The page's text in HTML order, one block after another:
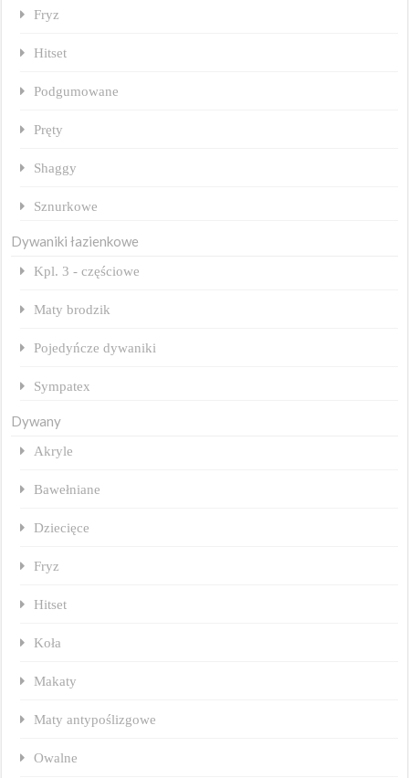
Fryz
Hitset
Podgumowane
Pręty
Shaggy
Sznurkowe
Dywaniki łazienkowe
Kpl. 3 - częściowe
Maty brodzik
Pojedyńcze dywaniki
Sympatex
Dywany
Akryle
Bawełniane
Dziecięce
Fryz
Hitset
Koła
Makaty
Maty antypoślizgowe
Owalne